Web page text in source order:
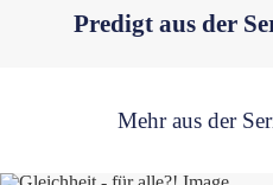
Predigt aus der
Mehr aus der